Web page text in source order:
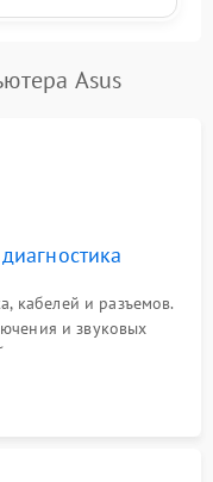
Asus
кабелей и разъемов.
и звуковых
питания для
без полного разбора.